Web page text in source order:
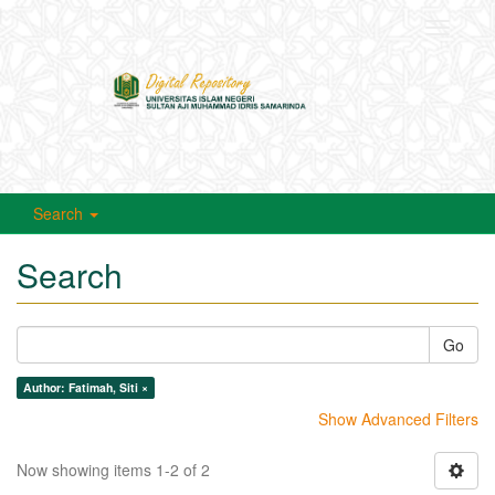
Search
Search
Go
Author: Fatimah, Siti ×
Show Advanced Filters
Now showing items 1-2 of 2